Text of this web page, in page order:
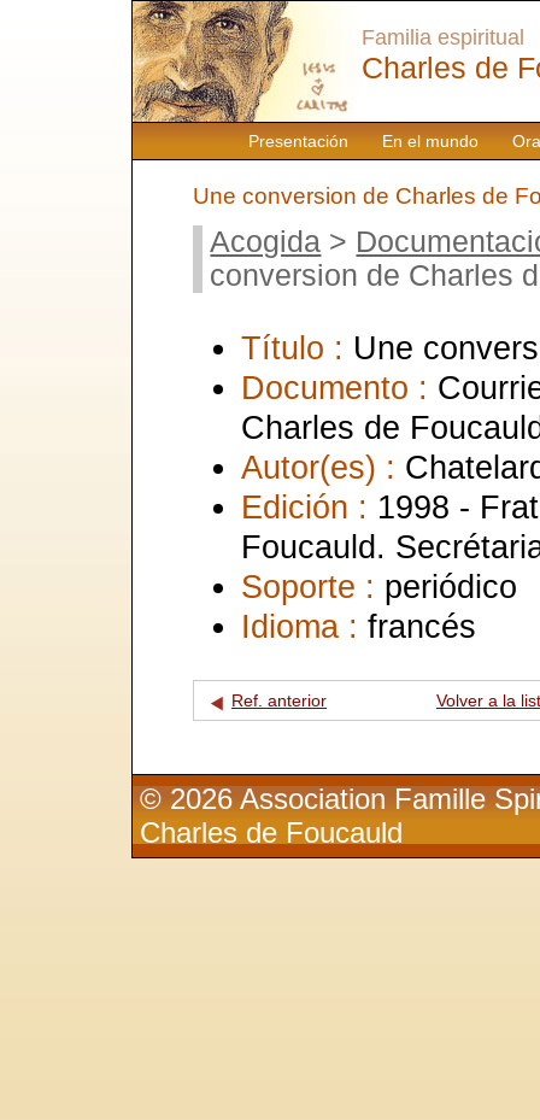
Presentación En el mundo
Familia espiritual
Charles de
Une conversion de Charles de
Acogida >
conversion de Charles
Título : Une
Documento :
Charles de
Autor(es) :
Edición : 1998 -
Foucauld.
Soporte : periódico
Idioma : francés
Ref. anterior Volver a la
© 2026 Association Famille
Charles de Foucauld